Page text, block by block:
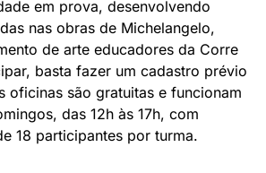
em prova, desenvolvendo
nas obras de Michelangelo,
de arte educadores da Corre
basta fazer um cadastro prévio
oficinas são gratuitas e funcionam
das 12h às 17h, com
18 participantes por turma.